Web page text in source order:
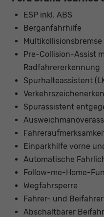
ESP inkl. ABS
Berganfahrhilfe
Multikollisionsbremse
Pre-Collision-Assist
Radfahrererkennung
Spurhalteassistent
Spurassistent
Einparkhilfe vorne
Automatische
Follow-me-Home-
Wegfahrsperre
Fahrer- und
Abschaltbarer